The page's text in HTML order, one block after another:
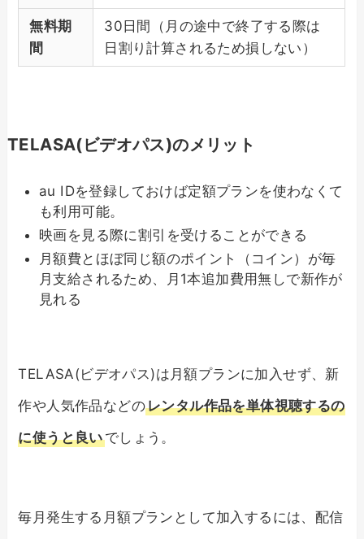
無料期
間
30日間（月の途中で終了する際は
日割り計算されるため損しない）
TELASA(ビデオパス)のメリット
au IDを登録しておけば定額プランを使わなくて
も利用可能。
映画を見る際に割引を受けることができる
月額費とほぼ同じ額のポイント（コイン）が毎
月支給されるため、月1本追加費用無しで新作が
見れる
TELASA(ビデオパス)は月額プランに加入せず、新
作や人気作品などのレンタル作品を単体視聴するの
に使うと良いでしょう。
毎月発生する月額プランとして加入するには、配信